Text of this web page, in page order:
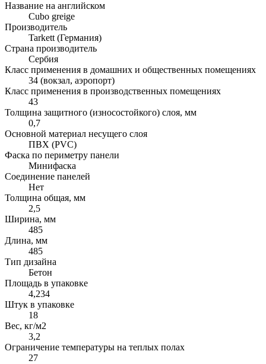
Название на английском
Cubo greige
Производитель
Tarkett (Германия)
Страна производитель
Сербия
Класс применения в домашних и общественных помещениях
34 (вокзал, аэропорт)
Класс применения в производственных помещениях
43
Толщина защитного (износостойкого) слоя, мм
0,7
Основной материал несущего слоя
ПВХ (PVC)
Фаска по периметру панели
Минифаска
Соединение панелей
Нет
Толщина общая, мм
2,5
Ширина, мм
485
Длина, мм
485
Тип дизайна
Бетон
Площадь в упаковке
4,234
Штук в упаковке
18
Вес, кг/м2
3,2
Ограничение температуры на теплых полах
27